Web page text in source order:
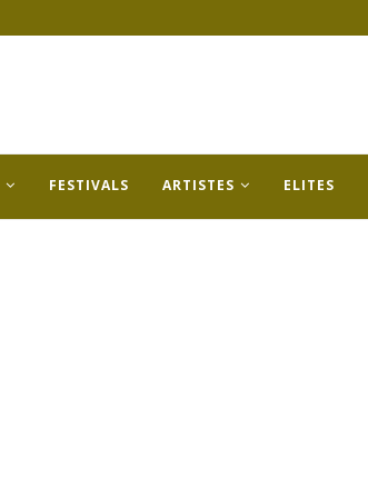
FESTIVALS ARTISTES ELITES